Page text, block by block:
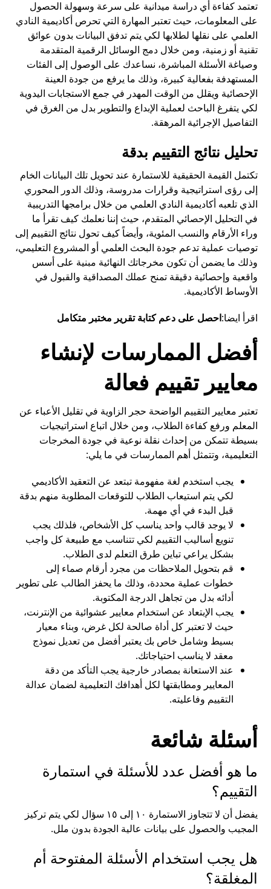
تعتمد كفاءة أي دراسة ميدانية على سرعة وسهولة الحصول
على المعلومات، حيث تعتبر المهارة التي تحرصأكاديمية النادي
العلمي على نقلها لطلابها لكي يتم تدفق البيانات بدون عوائق
تقنية أو زمنية، ومن خلال دمج الوسائل الرقمية المتقدمة
وصياغة الأسئلة المباشرة، نساعدك على الوصول إلى الفئات
المستهدفة بفعالية كبيرة، وذلك ما يرفع من جودة العينة
الإحصائية ويقلل من الوقت المهدر في جمع الاستجابات اليدوية
لكي يتفرغ الباحث لعملية الإبداع والتطوير بدل من الغرق في
التفاصيل الإجرائية المرهقة.
تحليل نتائج التقييم بدقة
تكتمل القيمة الحقيقية للاستمارة عند تحويل تلك البيانات الخام
إلى رؤى استراتيجية وقرارات مدروسة، وذلك الدور المحوري
الذي تلعبه أكاديمية النادي العلمي من خلال برامجها التدريبية
في التحليل الإحصائي المتقدم، حيث إننا نعلمك كيف تقرأ ما
وراء الأرقام والنسب المئوية، وأيضاً كيف تحول نتائج التقييم إلى
توصيات عملية تدعم جودة البحث العلمي أو المشروع التعليمي،
وذلك ما يضمن أن تكون مخرجاتك النهائية مبنية على أسس
واقعية وإحصائية دقيقة تمنح عملك المصداقية والقبول في
الأوساط الأكاديمية.
اقرأ ايضا:احصل على دعم كتابة تقرير مختبر متكامل
أفضل الممارسات لإنشاء
معايير تقييم فعالة
تعتبر معايير التقييم الواضحة حجر الزاوية في تقليل الأعباء عن
المعلم ورفع كفاءة الطلاب، ومن خلال اتباع استراتيجيات
بسيطة تتمكن من إحداث نقلة نوعية في جودة المخرجات
التعليمية، وتتمثل أهم الممارسات في ما يلي:
يجب استخدم لغة مفهومة تبتعد عن التعقيد الأكاديمي
لكي يتم استيعاب الطلاب للتوقعات المطلوبة منهم بدقة
قبل البدء في أي مهمة.
لا يوجد قالب واحد يناسب كل الأشخاص، فلذلك يجب
تنويع أساليب التقييم لكي تتناسب مع طبيعة كل واجب
بشكل يراعي تباين طرق التعلم لدى الطلاب.
قم بتحويل الملاحظات من مجرد أرقام صماء إلى
خطوات عملية محددة، وذلك ما يحفز الطالب على تطوير
أدائه بدل من تجاهل الدرجة المكتوبة.
يجب الإبتعاد عن استخدام معايير عشوائية من الإنترنت،
حيث لا تعتبر كل أداة صالحة لكل غرض، وبناء معيار
بسيط وشامل خاص بك يعتبر أفضل من تعديل نموذج
معقد لا يناسب احتياجاتك.
عند الاستعانة بمصادر خارجية يجب التأكد من دقة
المعايير ومطابقتها لكل أهدافك التعليمية لضمان عدالة
التقييم وفاعليته.
أسئلة شائعة
ما هو أفضل عدد للأسئلة في استمارة
التقييم؟
يفضل أن لا تتجاوز الاستمارة ١٠ إلى ١٥ سؤال لكي يتم تركيز
المجيب والحصول على بيانات عالية الجودة بدون ملل.
هل يجب استخدام الأسئلة المفتوحة أم
المغلقة؟